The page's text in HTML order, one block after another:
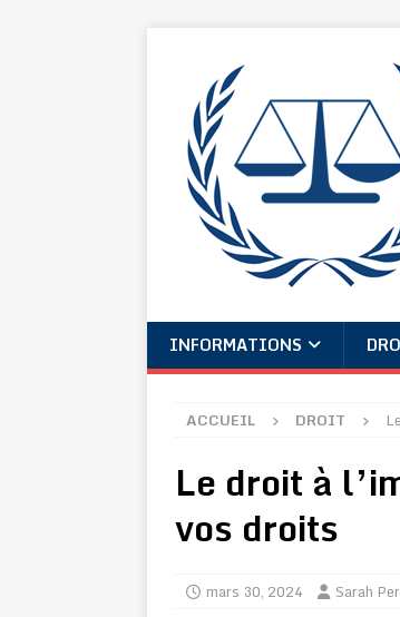
INFORMATIONS
ACCUEIL DROIT
Le droit à
vos droits
mars 30, 2024 Sarah